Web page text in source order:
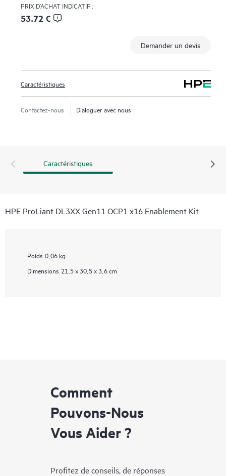
PRIX D’ACHAT INDICATIF :
53.72 €
Demander un devis
Caractéristiques
Contactez-nous Dialoguer avec nous
Caractéristiques
HPE ProLiant DL3XX Gen11 OCP1 x16 Enablement Kit
Poids 0,06 kg
Dimensions 21,5 x 30,5 x 3,6 cm
Comment
Pouvons-Nous
Vous Aider ?
Profitez de conseils, de réponses